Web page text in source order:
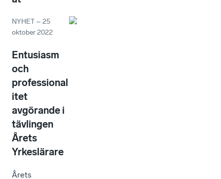
NYHET –25
oktober 2022
Entusiasm
och
professional
itet
avgörande i
tävlingen
Årets
Yrkeslärare
Årets